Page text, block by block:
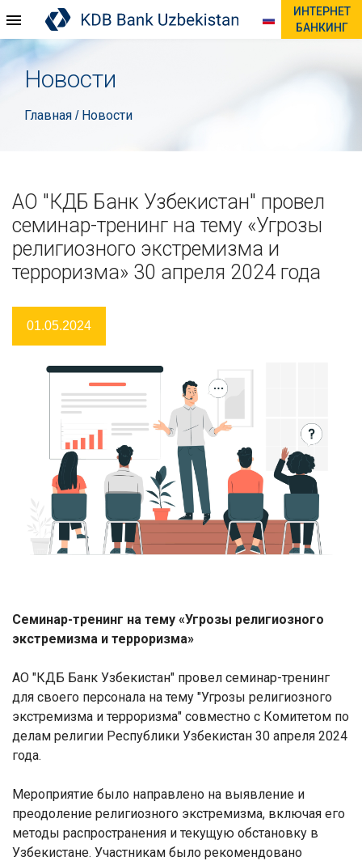
ИНТЕРНЕТ
БАНКИНГ
Новости
Главная / Новости
АО "КДБ Банк Узбекистан" провел
семинар-тренинг на тему «Угрозы
религиозного экстремизма и
терроризма» 30 апреля 2024 года
01.05.2024
Семинар-тренинг на тему «Угрозы религиозного
экстремизма и терроризма»
АО "КДБ Банк Узбекистан" провел семинар-тренинг
для своего персонала на тему "Угрозы религиозного
экстремизма и терроризма" совместно с Комитетом по
делам религии Республики Узбекистан 30 апреля 2024
года.
Мероприятие было направлено на выявление и
преодоление религиозного экстремизма, включая его
методы распространения и текущую обстановку в
Узбекистане. Участникам было рекомендовано